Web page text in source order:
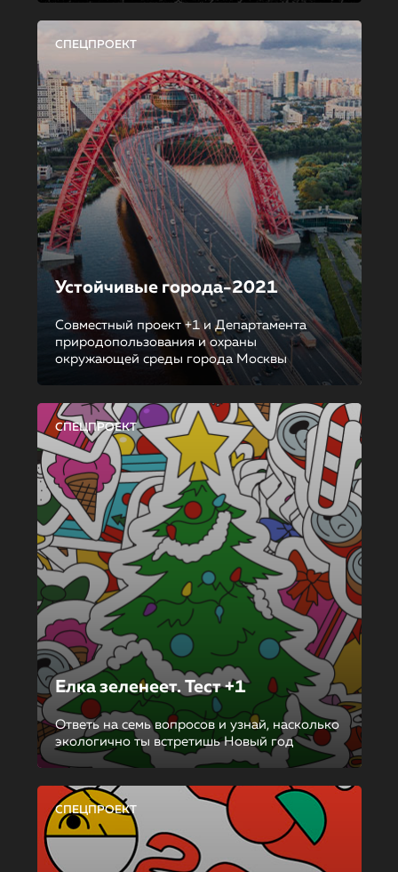
СПЕЦПРОЕКТ
Устойчивые города-2021
Совместный проект +1 и Департамента
природопользования и охраны
окружающей среды города Москвы
СПЕЦПРОЕКТ
Елка зеленеет. Тест +1
Ответь на семь вопросов и узнай, насколько
экологично ты встретишь Новый год
СПЕЦПРОЕКТ